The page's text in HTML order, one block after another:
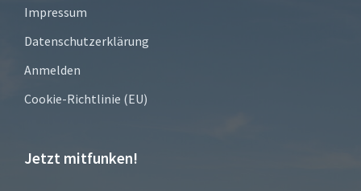
Impressum
Datenschutzerklärung
Anmelden
Cookie-Richtlinie (EU)
Jetzt mitfunken!